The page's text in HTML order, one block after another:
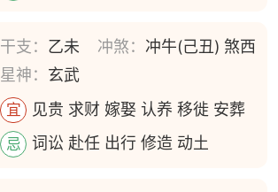
干支： 乙未 冲煞： 冲牛(己丑) 煞西
星神： 玄武
宜 见贵 求财 嫁娶 认养 移徙 安葬
忌 词讼 赴任 出行 修造 动土